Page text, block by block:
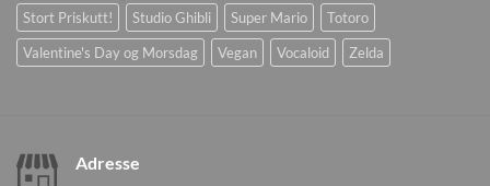
Stort Priskutt!
Studio Ghibli Super Mario
Totoro
Valentine's Day og Morsdag
Vegan Vocaloid Zelda
Adresse